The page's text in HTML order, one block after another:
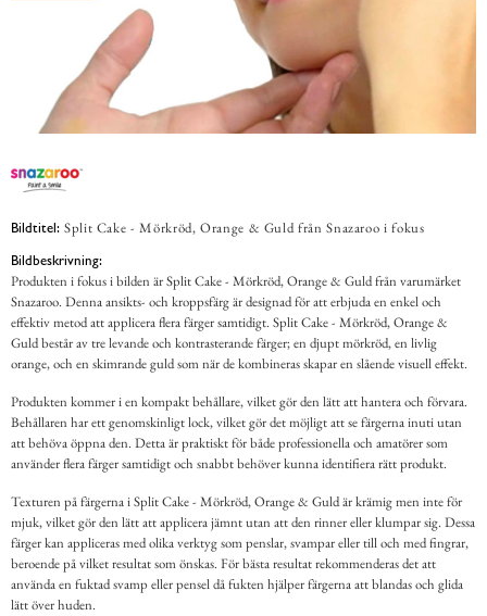
Bildtitel: Split Cake - Mörkröd, Orange & Guld från Snazaroo i fokus
Bildbeskrivning:
Produkten i fokus i bilden är Split Cake - Mörkröd, Orange & Guld från varumärket
Snazaroo. Denna ansikts- och kroppsfärg är designad för att erbjuda en enkel och
effektiv metod att applicera flera färger samtidigt. Split Cake - Mörkröd, Orange &
Guld består av tre levande och kontrasterande färger; en djupt mörkröd, en livlig
orange, och en skimrande guld som när de kombineras skapar en slående visuell effekt.
Produkten kommer i en kompakt behållare, vilket gör den lätt att hantera och förvara.
Behållaren har ett genomskinligt lock, vilket gör det möjligt att se färgerna inuti utan
att behöva öppna den. Detta är praktiskt för både professionella och amatörer som
använder flera färger samtidigt och snabbt behöver kunna identifiera rätt produkt.
Texturen på färgerna i Split Cake - Mörkröd, Orange & Guld är krämig men inte för
mjuk, vilket gör den lätt att applicera jämnt utan att den rinner eller klumpar sig. Dessa
färger kan appliceras med olika verktyg som penslar, svampar eller till och med fingrar,
beroende på vilket resultat som önskas. För bästa resultat rekommenderas det att
använda en fuktad svamp eller pensel då fukten hjälper färgerna att blandas och glida
lätt över huden.